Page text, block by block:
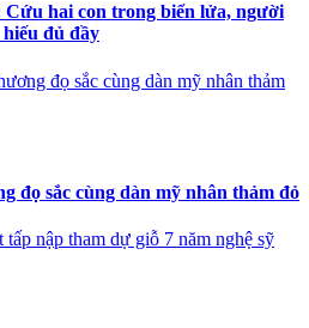
hai con trong biển lửa, người
đủ đầy
đọ sắc cùng dàn mỹ nhân thảm
đọ sắc cùng dàn mỹ nhân thảm đỏ
tấp nập tham dự giỗ 7 năm nghệ sỹ